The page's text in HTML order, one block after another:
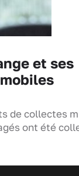
et ses
de collectes
ont été